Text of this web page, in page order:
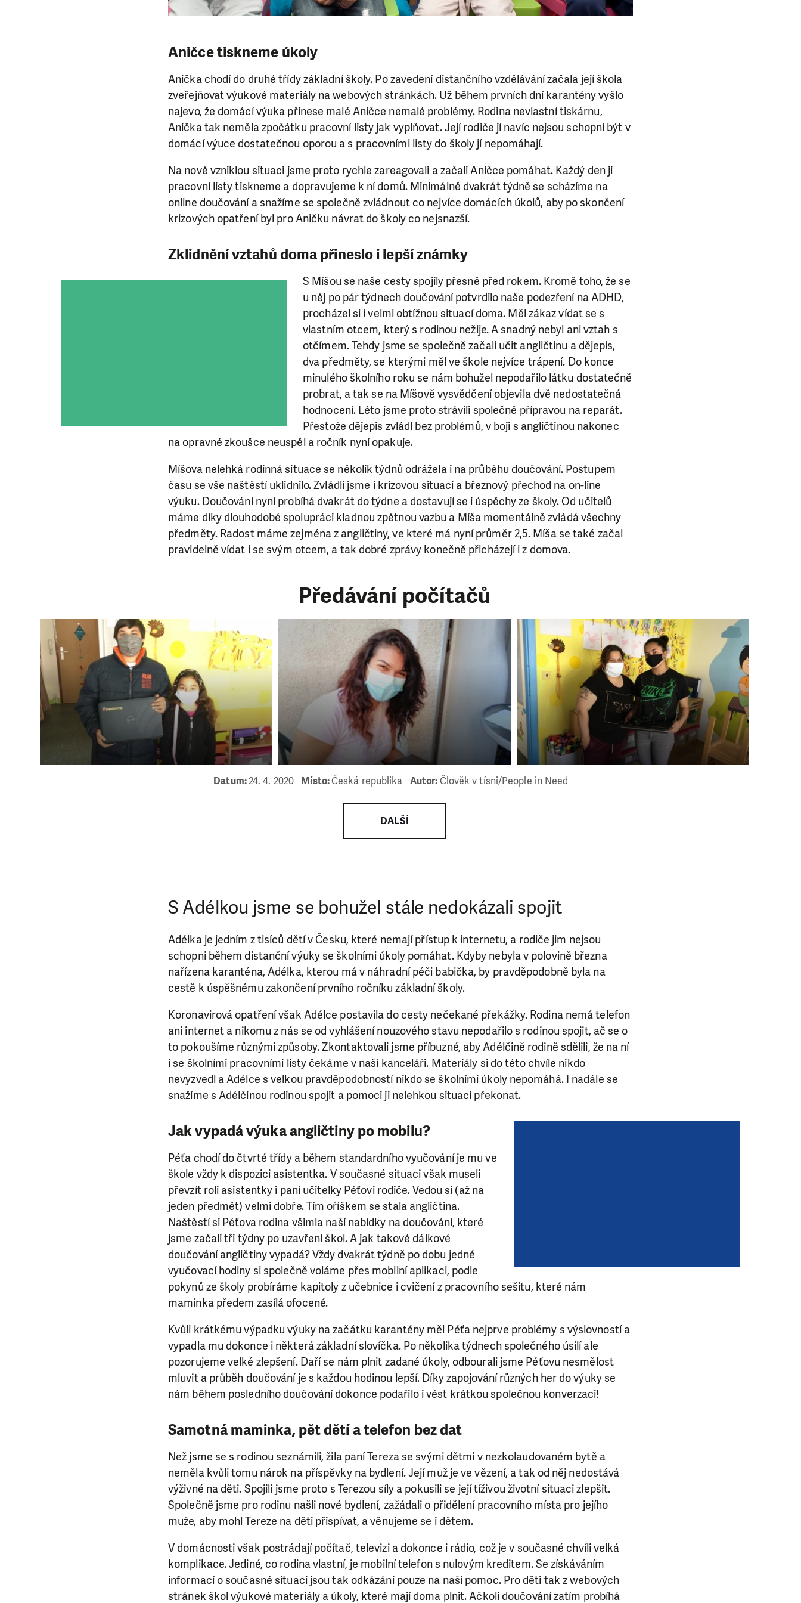
Aničce tiskneme úkoly
Anička chodí do druhé třídy základní školy. Po zavedení distančního vzdělávání začala její škola
zveřejňovat výukové materiály na webových stránkách. Už během prvních dní karantény vyšlo
najevo, že domácí výuka přinese malé Aničce nemalé problémy. Rodina nevlastní tiskárnu,
Anička tak neměla zpočátku pracovní listy jak vyplňovat. Její rodiče jí navíc nejsou schopni být v
domácí výuce dostatečnou oporou a s pracovními listy do školy jí nepomáhají.
Na nově vzniklou situaci jsme proto rychle zareagovali a začali Aničce pomáhat. Každý den ji
pracovní listy tiskneme a dopravujeme k ní domů. Minimálně dvakrát týdně se scházíme na
online doučování a snažíme se společně zvládnout co nejvíce domácích úkolů, aby po skončení
krizových opatření byl pro Aničku návrat do školy co nejsnazší.
Zklidnění vztahů doma přineslo i lepší známky
S Míšou se naše cesty spojily přesně před rokem. Kromě toho, že se
u něj po pár týdnech doučování potvrdilo naše podezření na ADHD,
procházel si i velmi obtížnou situací doma. Měl zákaz vídat se s
vlastním otcem, který s rodinou nežije. A snadný nebyl ani vztah s
otčímem. Tehdy jsme se společně začali učit angličtinu a dějepis,
dva předměty, se kterými měl ve škole nejvíce trápení. Do konce
minulého školního roku se nám bohužel nepodařilo látku dostatečně
probrat, a tak se na Míšově vysvědčení objevila dvě nedostatečná
hodnocení. Léto jsme proto strávili společně přípravou na reparát.
Přestože dějepis zvládl bez problémů, v boji s angličtinou nakonec
na opravné zkoušce neuspěl a ročník nyní opakuje.
Míšova nelehká rodinná situace se několik týdnů odrážela i na průběhu doučování. Postupem
času se vše naštěstí uklidnilo. Zvládli jsme i krizovou situaci a březnový přechod na on-line
výuku. Doučování nyní probíhá dvakrát do týdne a dostavují se i úspěchy ze školy. Od učitelů
máme díky dlouhodobé spolupráci kladnou zpětnou vazbu a Míša momentálně zvládá všechny
předměty. Radost máme zejména z angličtiny, ve které má nyní průměr 2,5. Míša se také začal
pravidelně vídat i se svým otcem, a tak dobré zprávy konečně přicházejí i z domova.
Předávání počítačů
Datum:24. 4. 2020 Místo:Česká republika Autor:Člověk v tísni/People in Need
DALŠÍ
S Adélkou jsme se bohužel stále nedokázali spojit
Adélka je jedním z tisíců dětí v Česku, které nemají přístup k internetu, a rodiče jim nejsou
schopni během distanční výuky se školními úkoly pomáhat. Kdyby nebyla v polovině března
nařízena karanténa, Adélka, kterou má v náhradní péči babička, by pravděpodobně byla na
cestě k úspěšnému zakončení prvního ročníku základní školy.
Koronavirová opatření však Adélce postavila do cesty nečekané překážky. Rodina nemá telefon
ani internet a nikomu z nás se od vyhlášení nouzového stavu nepodařilo s rodinou spojit, ač se o
to pokoušíme různými způsoby. Zkontaktovali jsme příbuzné, aby Adélčině rodině sdělili, že na ní
i se školními pracovními listy čekáme v naší kanceláři. Materiály si do této chvíle nikdo
nevyzvedl a Adélce s velkou pravděpodobností nikdo se školními úkoly nepomáhá. I nadále se
snažíme s Adélčinou rodinou spojit a pomoci ji nelehkou situaci překonat.
Jak vypadá výuka angličtiny po mobilu?
Péťa chodí do čtvrté třídy a během standardního vyučování je mu ve
škole vždy k dispozici asistentka. V současné situaci však museli
převzít roli asistentky i paní učitelky Péťovi rodiče. Vedou si (až na
jeden předmět) velmi dobře. Tím oříškem se stala angličtina.
Naštěstí si Péťova rodina všimla naší nabídky na doučování, které
jsme začali tři týdny po uzavření škol. A jak takové dálkové
doučování angličtiny vypadá? Vždy dvakrát týdně po dobu jedné
vyučovací hodiny si společně voláme přes mobilní aplikaci, podle
pokynů ze školy probíráme kapitoly z učebnice i cvičení z pracovního sešitu, které nám
maminka předem zasílá ofocené.
Kvůli krátkému výpadku výuky na začátku karantény měl Péťa nejprve problémy s výslovností a
vypadla mu dokonce i některá základní slovíčka. Po několika týdnech společného úsilí ale
pozorujeme velké zlepšení. Daří se nám plnit zadané úkoly, odbourali jsme Péťovu nesmělost
mluvit a průběh doučování je s každou hodinou lepší. Díky zapojování různých her do výuky se
nám během posledního doučování dokonce podařilo i vést krátkou společnou konverzaci!
Samotná maminka, pět dětí a telefon bez dat
Než jsme se s rodinou seznámili, žila paní Tereza se svými dětmi v nezkolaudovaném bytě a
neměla kvůli tomu nárok na příspěvky na bydlení. Její muž je ve vězení, a tak od něj nedostává
výživné na děti. Spojili jsme proto s Terezou síly a pokusili se její tíživou životní situaci zlepšit.
Společně jsme pro rodinu našli nové bydlení, zažádali o přidělení pracovního místa pro jejího
muže, aby mohl Tereze na děti přispívat, a věnujeme se i dětem.
V domácnosti však postrádají počítač, televizi a dokonce i rádio, což je v současné chvíli velká
komplikace. Jediné, co rodina vlastní, je mobilní telefon s nulovým kreditem. Se získáváním
informací o současné situaci jsou tak odkázáni pouze na naši pomoc. Pro děti tak z webových
stránek škol výukové materiály a úkoly, které mají doma plnit. Ačkoli doučování zatím probíhá
LÍBÍ SE VÁM, CO DĚLÁME? PODPOŘTE NÁS!
Abychom mohli pomáhat smysluplně, neobejdeme se bez Vaší podpory. Ať už se nám
rozhodnete pomoci jedním darem nebo se stanete pravidelným dárcem Klubu přátel, Vaše
dary nám umožní pomoci vždy tam, kde je to nejvíce potřeba.